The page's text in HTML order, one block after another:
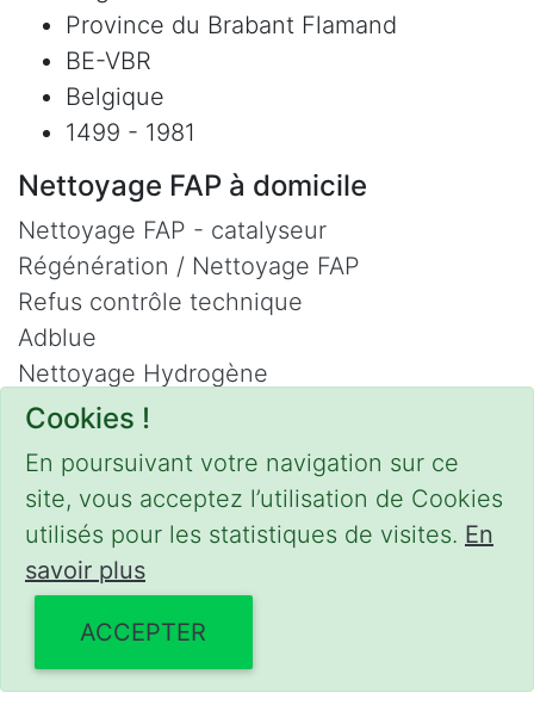
Cookies !
En poursuivant votre navigation sur ce
site, vous acceptez l’utilisation de Cookies
utilisés pour les statistiques de visites. En
savoir plus
ACCEPTER
Province du Brabant Flamand
BE-VBR
Belgique
1499 - 1981
Nettoyage FAP à domicile
Nettoyage FAP - catalyseur
Régénération / Nettoyage FAP
Refus contrôle technique
Adblue
Nettoyage Hydrogène
Contact
Phone :0475 47 20 19
Email :mobilii@tcontact.me
Décalaminage & Régénération FAP à
domicile
Interventions urgentes sur la Belgique dans
les régions suivantes :